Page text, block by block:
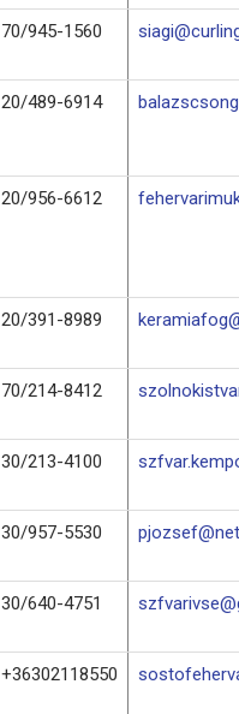
70/945-1560
20/489-6914
20/956-6612
20/391-8989
70/214-8412
30/213-4100
30/957-5530
30/640-4751
+36302118550